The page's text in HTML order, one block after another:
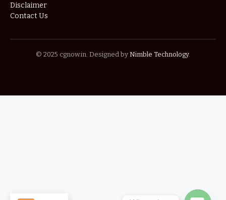
Disclaimer
Contact Us
© 2025 cgnow.in. Designed by Nimble Technology.